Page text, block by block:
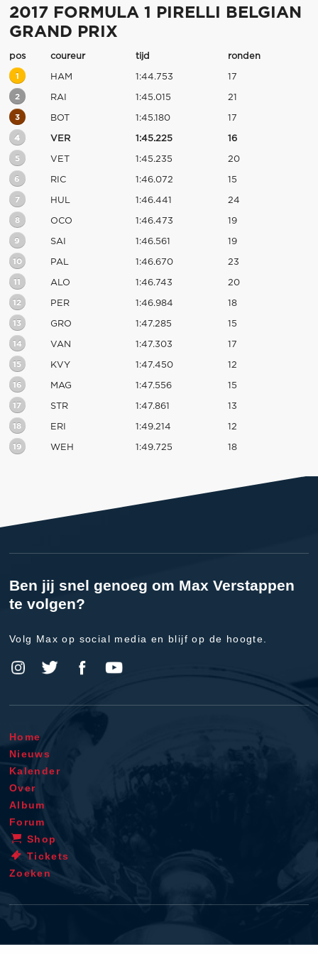
2017 FORMULA 1 PIRELLI BELGIAN
GRAND PRIX
pos coureur tijd ronden
1 HAM 1:44.753 17
2 RAI 1:45.015 21
3 BOT 1:45.180 17
4 VER 1:45.225 16
5 VET 1:45.235 20
6 RIC 1:46.072 15
7 HUL 1:46.441 24
8 OCO 1:46.473 19
9 SAI 1:46.561 19
10 PAL 1:46.670 23
11 ALO 1:46.743 20
12 PER 1:46.984 18
13 GRO 1:47.285 15
14 VAN 1:47.303 17
15 KVY 1:47.450 12
16 MAG 1:47.556 15
17 STR 1:47.861 13
18 ERI 1:49.214 12
19 WEH 1:49.725 18
Ben jij snel genoeg om Max Verstappen
te volgen?
Volg Max op social media en blijf op de hoogte.
Home
Nieuws
Kalender
Over
Album
Forum
Shop
Tickets
Zoeken